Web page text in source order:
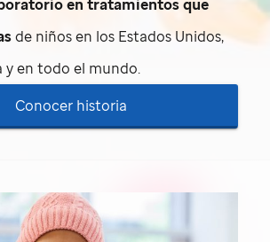
en tratamientos que
de niños en los Estados Unidos,
y en todo el mundo.
Conocer historia